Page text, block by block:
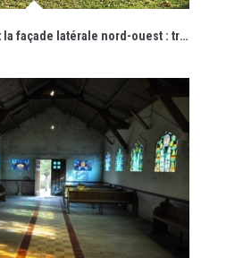
Quatre travées rythment la façade latérale nord-ouest : trois correspondent à la nef et une au chœur.